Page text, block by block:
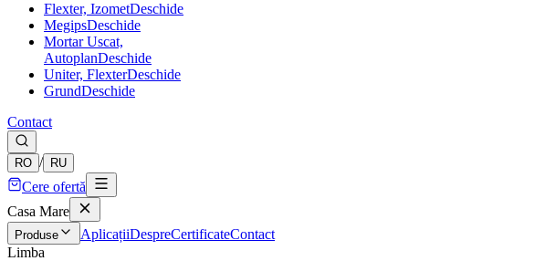
Flexter, IzometDeschide
MegipsDeschide
Mortar Uscat,
AutoplanDeschide
Uniter, FlexterDeschide
GrundDeschide
Contact
RO / RU
Cere ofertă
Casa Mare
Produse AplicațiiDespreCertificateContact
Limba